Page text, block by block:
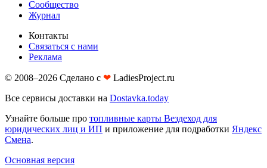
Сообщество
Журнал
Контакты
Связаться с нами
Реклама
© 2008–2026 Сделано с ❤︎ LadiesProject.ru
Все сервисы доставки на Dostavka.today
Узнайте больше про топливные карты Вездеход для
юридических лиц и ИП и приложение для подработки Яндекс
Смена.
Основная версия